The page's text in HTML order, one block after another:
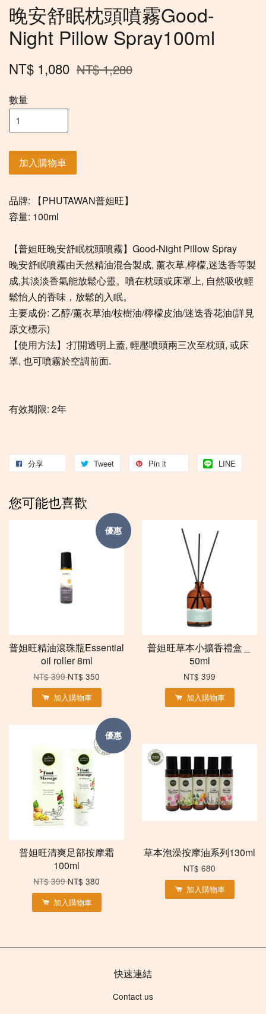
晚安舒眠枕頭噴霧Good-
Night Pillow Spray100ml
NT$ 1,080 NT$ 1,280
數量
加入購物車
品牌: 【PHUTAWAN普妲旺】
容量: 100ml
【普妲旺晚安舒眠枕頭噴霧】Good-Night Pillow Spray
晚安舒眠噴霧由天然精油混合製成, 薰衣草,檸檬,迷迭香等製
成,其淡淡香氣能放鬆心靈。噴在枕頭或床罩上, 自然吸收輕
鬆怡人的香味，放鬆的入眠。
主要成份: 乙醇/薰衣草油/桉樹油/檸檬皮油/迷迭香花油(詳見
原文標示)
【使用方法】:打開透明上蓋, 輕壓噴頭兩三次至枕頭, 或床
罩, 也可噴霧於空調前面.
有效期限: 2年
分享 Tweet Pin it LINE
您可能也喜歡
優惠
普妲旺精油滾珠瓶Essential
oil roller 8ml
NT$ 399NT$ 350
加入購物車
普妲旺草本小擴香禮盒＿
50ml
NT$ 399
加入購物車
優惠
普妲旺清爽足部按摩霜
100ml
NT$ 399NT$ 380
加入購物車
草本泡澡按摩油系列130ml
NT$ 680
加入購物車
快速連結
Contact us